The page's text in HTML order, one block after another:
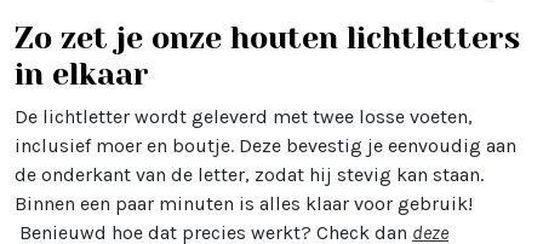
Zo zet je onze houten lichtletters
in elkaar
De lichtletter wordt geleverd met twee losse voeten,
inclusief moer en boutje. Deze bevestig je eenvoudig aan
de onderkant van de letter, zodat hij stevig kan staan.
Binnen een paar minuten is alles klaar voor gebruik!
Benieuwd hoe dat precies werkt? Check dan deze